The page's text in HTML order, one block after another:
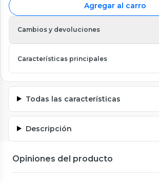
Agregar al carro
Cambios y devoluciones
Características principales
Todas las características
Descripción
Opiniones del producto